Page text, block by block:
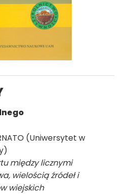
(Uniwersytet w
między licznymi
wielością źródeł i
wiejskich